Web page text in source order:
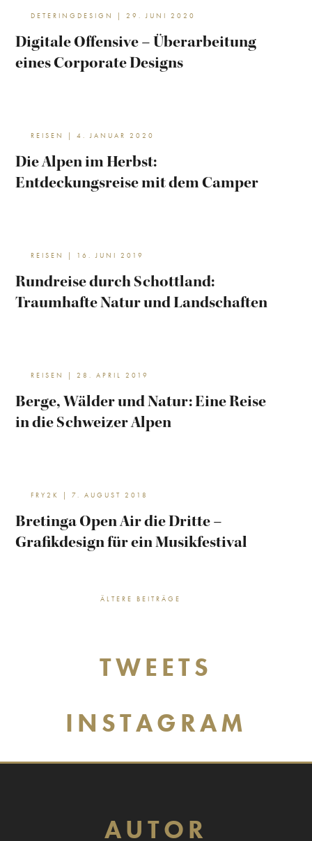
DETERINGDESIGN | 29. JUNI 2020
Digitale Offensive – Überarbeitung
eines Corporate Designs
REISEN | 4. JANUAR 2020
Die Alpen im Herbst:
Entdeckungsreise mit dem Camper
REISEN | 16. JUNI 2019
Rundreise durch Schottland:
Traumhafte Natur und Landschaften
REISEN | 28. APRIL 2019
Berge, Wälder und Natur: Eine Reise
in die Schweizer Alpen
FRY2K | 7. AUGUST 2018
Bretinga Open Air die Dritte –
Grafikdesign für ein Musikfestival
ÄLTERE BEITRÄGE
TWEETS
INSTAGRAM
AUTOR